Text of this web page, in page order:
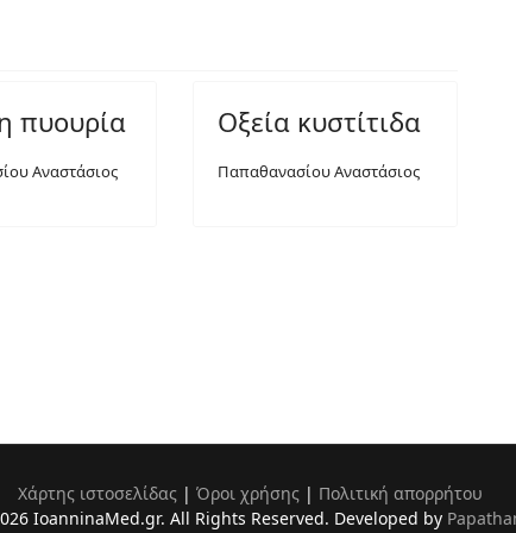
πυουρία
Αναστάσιος
Οξεία κυστίτιδα
Παπαθανασίου Αναστάσιος
Χάρτης ιστοσελίδας| Όροι χρήσης| Πολιτική απορρήτου
IoanninaMed.gr. All Rights Reserved. Developed by